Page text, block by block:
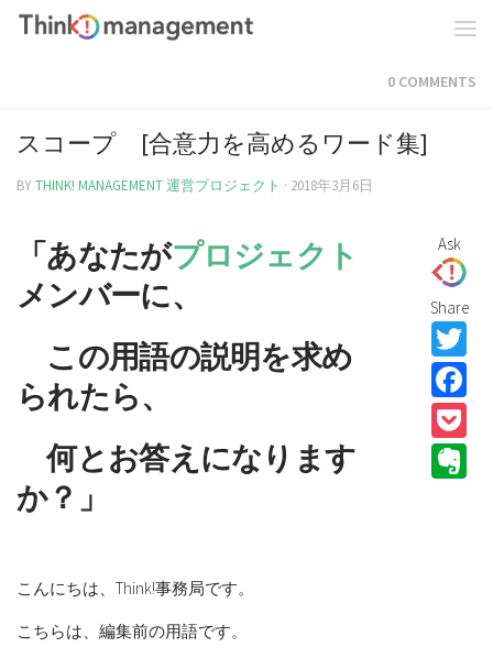
0 COMMENTS
スコープ [合意力を高めるワード集]
BYTHINK! MANAGEMENT 運営プロジェクト · 2018年3月6日
「あなたがプロジェクト
メンバーに、
この用語の説明を求め
られたら、
何とお答えになります
か？」
こんにちは、Think!事務局です。
こちらは、編集前の用語です。
Ask
Share